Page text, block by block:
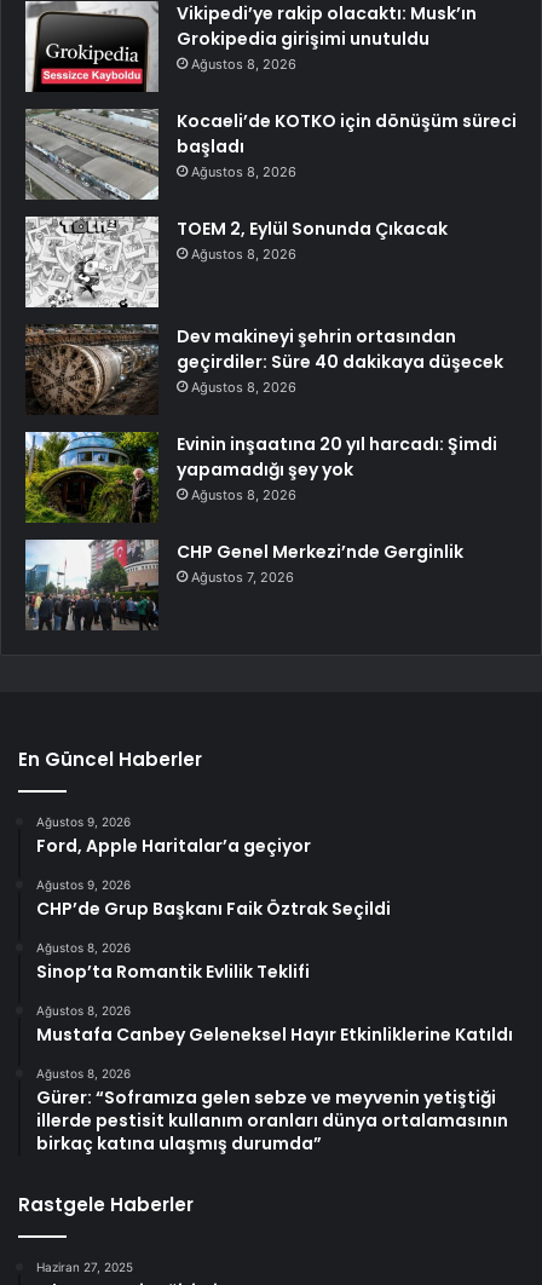
Vikipedi’ye rakip olacaktı: Musk’ın
Grokipedia girişimi unutuldu
Ağustos 8, 2026
Kocaeli’de KOTKO için dönüşüm süreci
başladı
Ağustos 8, 2026
TOEM 2, Eylül Sonunda Çıkacak
Ağustos 8, 2026
Dev makineyi şehrin ortasından
geçirdiler: Süre 40 dakikaya düşecek
Ağustos 8, 2026
Evinin inşaatına 20 yıl harcadı: Şimdi
yapamadığı şey yok
Ağustos 8, 2026
CHP Genel Merkezi’nde Gerginlik
Ağustos 7, 2026
En Güncel Haberler
Ağustos 9, 2026
Ford, Apple Haritalar’a geçiyor
Ağustos 9, 2026
CHP’de Grup Başkanı Faik Öztrak Seçildi
Ağustos 8, 2026
Sinop’ta Romantik Evlilik Teklifi
Ağustos 8, 2026
Mustafa Canbey Geleneksel Hayır Etkinliklerine Katıldı
Ağustos 8, 2026
Gürer: “Soframıza gelen sebze ve meyvenin yetiştiği
illerde pestisit kullanım oranları dünya ortalamasının
birkaç katına ulaşmış durumda”
Rastgele Haberler
Haziran 27, 2025